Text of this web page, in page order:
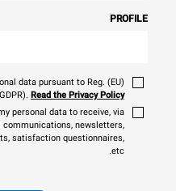
PROFILE
data pursuant to Reg. (EU)
Read the Privacy Policy
personal data to receive, via
newsletters,
satisfaction questionnaires,
etc.